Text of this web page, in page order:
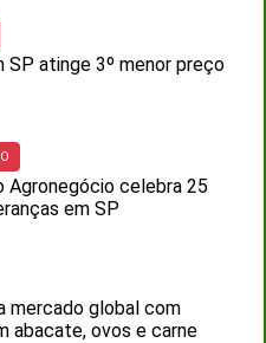
SP atinge 3º menor preço
Agronegócio celebra 25
em SP
mercado global com
abacate, ovos e carne